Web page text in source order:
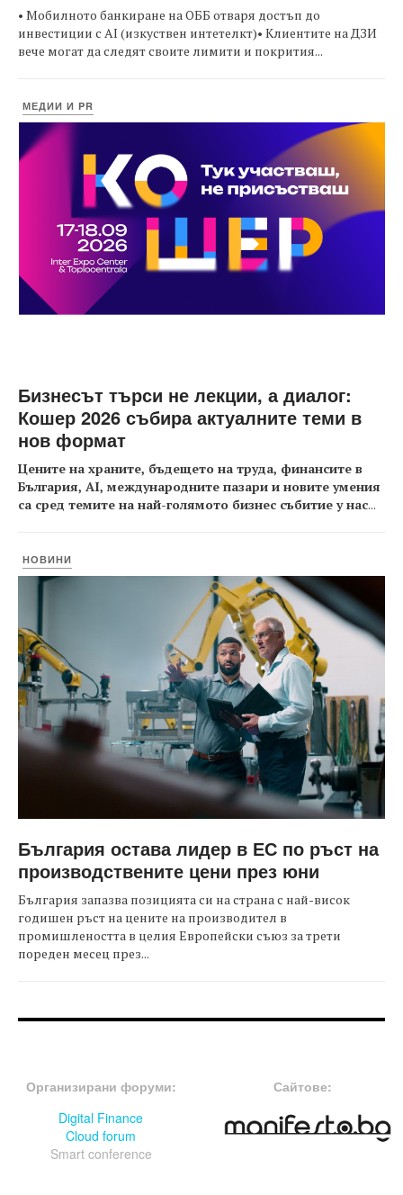
• Мобилното банкиране на ОББ отваря достъп до
инвестиции с AI (изкуствен интетелкт)• Клиентите на ДЗИ
вече могат да следят своите лимити и покрития...
МЕДИИ И PR
Бизнесът търси не лекции, а диалог:
Кошер 2026 събира актуалните теми в
нов формат
Цените на храните, бъдещето на труда, финансите в
България, AI, международните пазари и новите умения
са сред темите на най-голямото бизнес събитие у нас...
НОВИНИ
България остава лидер в ЕС по ръст на
производствените цени през юни
България запазва позицията си на страна с най-висок
годишен ръст на цените на производител в
промишлеността в целия Европейски съюз за трети
пореден месец през...
Организирани форуми:
Digital Finance
Cloud forum
Smart conference
Сайтове: